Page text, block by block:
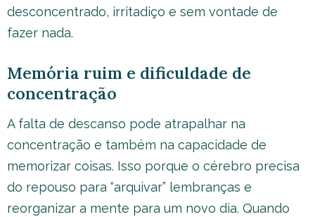
desconcentrado, irritadiço e sem vontade de
fazer nada.
Memória ruim e dificuldade de
concentração
A falta de descanso pode atrapalhar na
concentração e também na capacidade de
memorizar coisas. Isso porque o cérebro precisa
do repouso para “arquivar” lembranças e
reorganizar a mente para um novo dia. Quando